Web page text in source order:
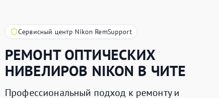
Сервисный центр Nikon RemSupport
РЕМОНТ ОПТИЧЕСКИХ
НИВЕЛИРОВ NIKON В ЧИТЕ
Профессиональный подход к ремонту и